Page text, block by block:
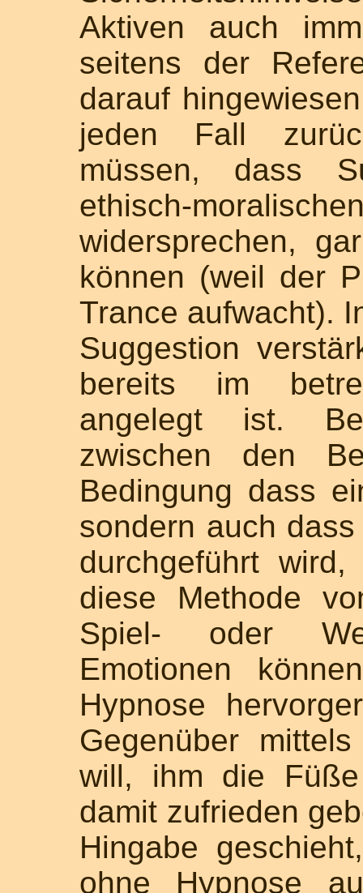
Aktiven auch
seitens der
darauf
jeden Fall
müssen, dass
ethisch-
widersprechen,
können (weil der
Trance aufwacht).
Suggestion
bereits im
angelegt ist.
zwischen den
Bedingung dass
sondern auch
durchgeführt
diese Methode
Spiel- oder
Emotionen
Hypnose
Gegenüber
will, ihm die
damit zufrieden
Hingabe
ohne Hypnose